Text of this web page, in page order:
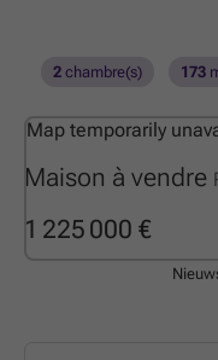
Maison à vendre
1 225 000 €
2chambre(s) 173
Map temporarily